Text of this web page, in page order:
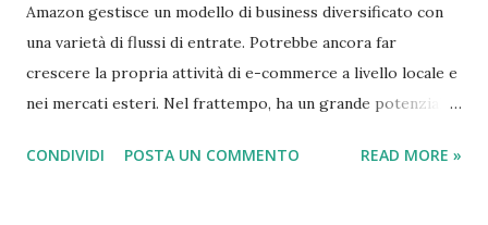
Amazon gestisce un modello di business diversificato con
una varietà di flussi di entrate. Potrebbe ancora far
crescere la propria attività di e-commerce a livello locale e
nei mercati esteri. Nel frattempo, ha un grande potenziale
artificiale. La prossima Amazon è ancora Amazon. Gli
CONDIVIDI POSTA UN COMMENTO READ MORE »